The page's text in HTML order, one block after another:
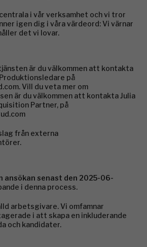
i vår verksamhet och vi tror
igen dig i våra värdeord: Vi värnar
det vi lovar.
är du välkommen att kontakta
på
Vill du veta mer om
är du välkommen att kontakta Julia
Partner, på
från externa
ansökan senast den 2025-06-
i denna process.
arbetsgivare. Vi omfamnar
i att skapa en inkluderande
och kandidater.